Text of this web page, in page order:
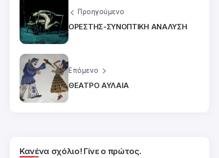
Προηγούμενο
ΟΡΕΣΤΗΣ-ΣΥΝΟΠΤΙΚΗ ΑΝΑΛΥΣΗ
Επόμενο
ΘΕΑΤΡΟ ΑΥΛΑΙΑ
Κανένα σχόλιο! Γίνε ο πρώτος.